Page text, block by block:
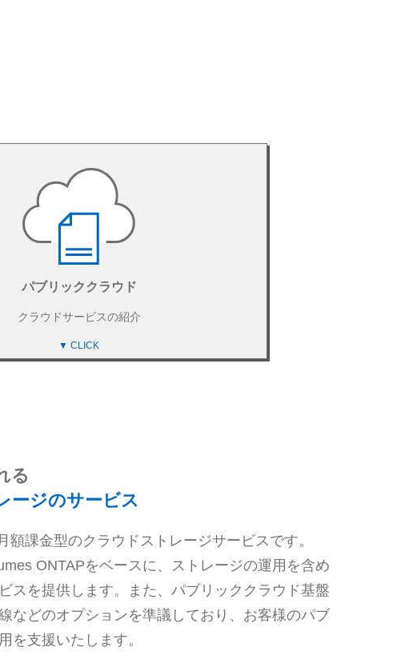
パブリッククラウド
クラウドサービスの紹介
▼ CLICK
ュ アレイ
カルなアプリケーションに高価でかさばるストレ
とお考えなら、最新のAFFが最適です。高速で効
たストレージで、最新のSANを簡易化できます。